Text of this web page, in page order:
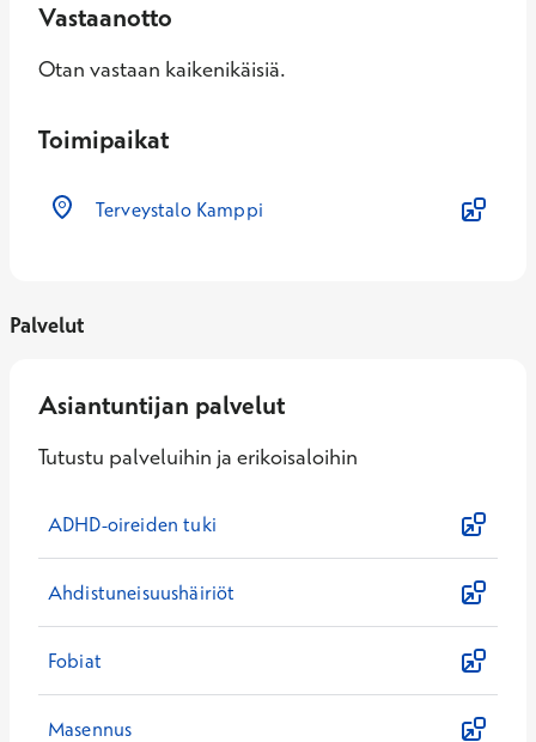
Vastaanotto
Otan vastaan kaikenikäisiä.
Toimipaikat
Terveystalo Kamppi
Palvelut
Asiantuntijan palvelut
Tutustu palveluihin ja erikoisaloihin
ADHD-oireiden tuki
Ahdistuneisuushäiriöt
Fobiat
Masennus